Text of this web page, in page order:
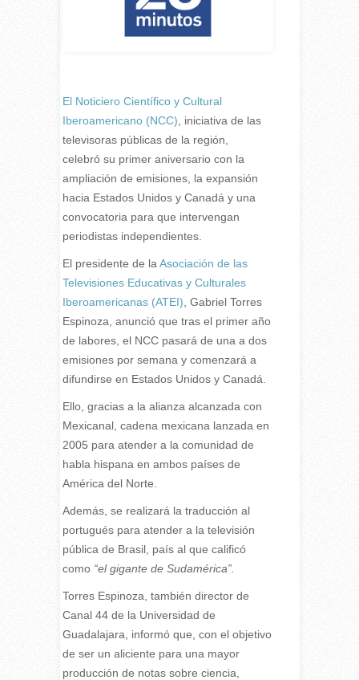
El Noticiero Científico y Cultural
Iberoamericano (NCC) , iniciativa de las
televisoras públicas de la región,
celebró su primer aniversario con la
ampliación de emisiones, la expansión
hacia Estados Unidos y Canadá y una
convocatoria para que intervengan
periodistas independientes.
El presidente de la Asociación de las
Televisiones Educativas y Culturales
Iberoamericanas (ATEI) , Gabriel Torres
Espinoza, anunció que tras el primer año
de labores, el NCC pasará de una a dos
emisiones por semana y comenzará a
difundirse en Estados Unidos y Canadá.
Ello, gracias a la alianza alcanzada con
Mexicanal, cadena mexicana lanzada en
2005 para atender a la comunidad de
habla hispana en ambos países de
América del Norte.
Además, se realizará la traducción al
portugués para atender a la televisión
pública de Brasil, país al que calificó
como“el gigante de Sudamérica”.
Torres Espinoza, también director de
Canal 44 de la Universidad de
Guadalajara, informó que, con el objetivo
de ser un aliciente para una mayor
producción de notas sobre ciencia,